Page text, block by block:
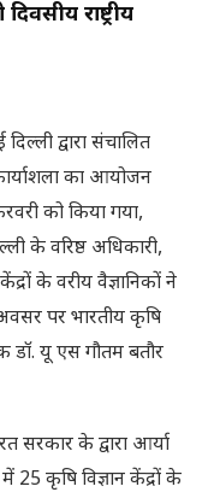
राष्ट्रीय
द्वारा संचालित
का आयोजन
को किया गया,
के वरिष्ठ अधिकारी,
के वरीय वैज्ञानिकों ने
अवसर पर भारतीय कृषि
डॉ. यू एस गौतम बतौर
सरकार के द्वारा आर्या
कृषि विज्ञान केंद्रों के